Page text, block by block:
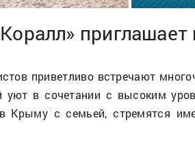
приветливо встречают
в сочетании с высоким
в Крыму с семьей, стремятся